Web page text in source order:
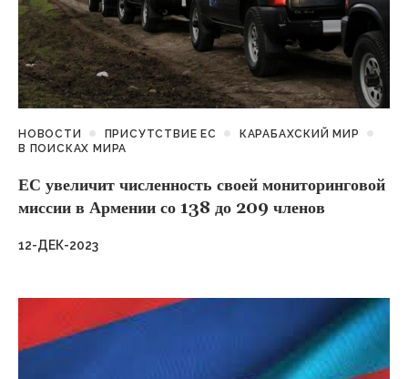
НОВОСТИ ПРИСУТСТВИЕ ЕС
КАРАБАХСКИЙ МИР
В ПОИСКАХ МИРА
ЕС увеличит численность своей мониторинговой
миссии в Армении со 138 до 209 членов
12-ДЕК-2023